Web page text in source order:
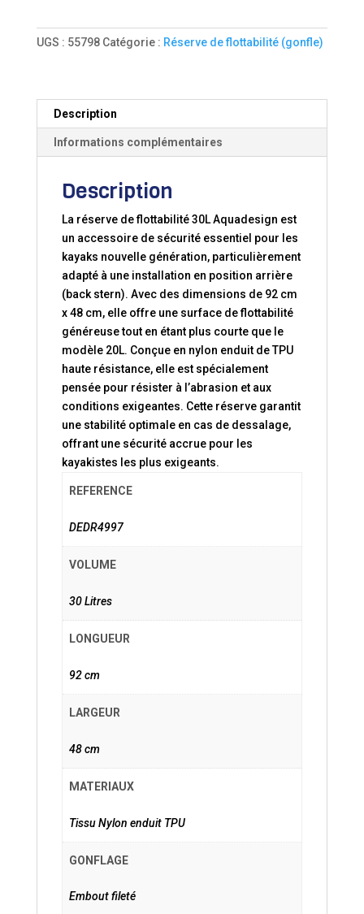
STERN
UGS : 55798 Catégorie : Réserve de flottabilité (gonfle)
Description
Informations complémentaires
Description
La réserve de flottabilité 30L Aquadesign est
un accessoire de sécurité essentiel pour les
kayaks nouvelle génération, particulièrement
adapté à une installation en position arrière
(back stern). Avec des dimensions de 92 cm
x 48 cm, elle offre une surface de flottabilité
généreuse tout en étant plus courte que le
modèle 20L. Conçue en nylon enduit de TPU
haute résistance, elle est spécialement
pensée pour résister à l’abrasion et aux
conditions exigeantes. Cette réserve garantit
une stabilité optimale en cas de dessalage,
offrant une sécurité accrue pour les
kayakistes les plus exigeants.
REFERENCE
DEDR4997
VOLUME
30 Litres
LONGUEUR
92 cm
LARGEUR
48 cm
MATERIAUX
Tissu Nylon enduit TPU
GONFLAGE
Embout fileté